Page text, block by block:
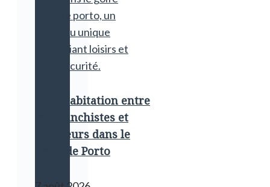
La cohabitation entre
véliplanchistes et
baigneurs dans le
Golfe de Porto